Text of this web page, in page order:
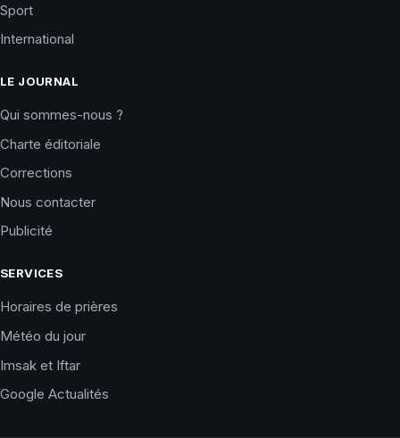
Sport
International
LE JOURNAL
Qui sommes-nous ?
Charte éditoriale
Corrections
Nous contacter
Publicité
SERVICES
Horaires de prières
Météo du jour
Imsak et Iftar
Google Actualités